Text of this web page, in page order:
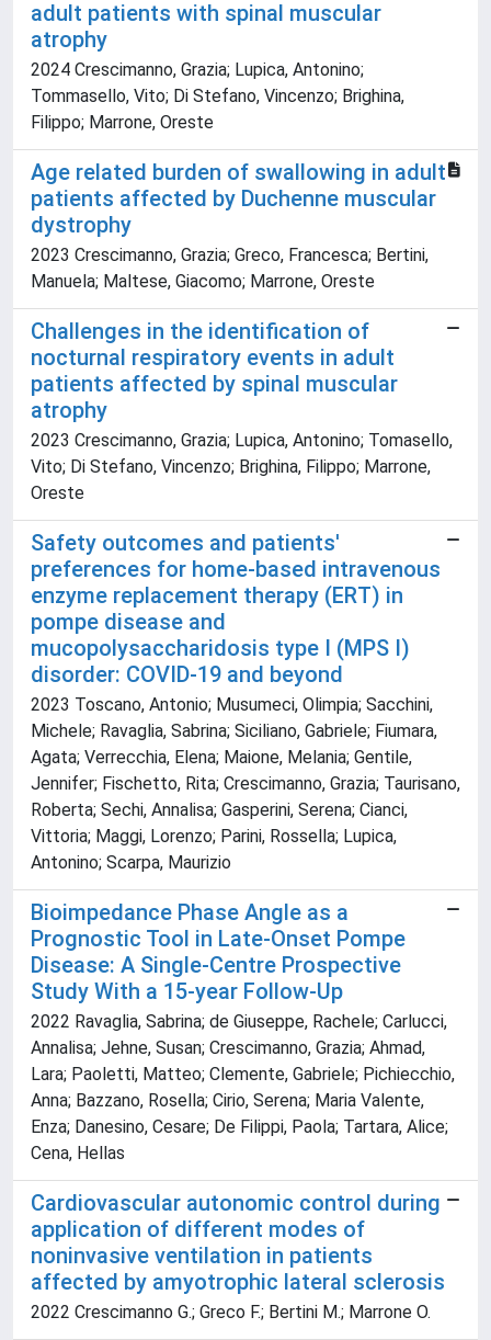
adult patients with spinal muscular
atrophy
2024 Crescimanno, Grazia; Lupica, Antonino;
Tommasello, Vito; Di Stefano, Vincenzo; Brighina,
Filippo; Marrone, Oreste
Age related burden of swallowing in adult
patients affected by Duchenne muscular
dystrophy
2023 Crescimanno, Grazia; Greco, Francesca; Bertini,
Manuela; Maltese, Giacomo; Marrone, Oreste
Challenges in the identification of
nocturnal respiratory events in adult
patients affected by spinal muscular
atrophy
2023 Crescimanno, Grazia; Lupica, Antonino; Tomasello,
Vito; Di Stefano, Vincenzo; Brighina, Filippo; Marrone,
Oreste
Safety outcomes and patients'
preferences for home-based intravenous
enzyme replacement therapy (ERT) in
pompe disease and
mucopolysaccharidosis type I (MPS I)
disorder: COVID-19 and beyond
2023 Toscano, Antonio; Musumeci, Olimpia; Sacchini,
Michele; Ravaglia, Sabrina; Siciliano, Gabriele; Fiumara,
Agata; Verrecchia, Elena; Maione, Melania; Gentile,
Jennifer; Fischetto, Rita; Crescimanno, Grazia; Taurisano,
Roberta; Sechi, Annalisa; Gasperini, Serena; Cianci,
Vittoria; Maggi, Lorenzo; Parini, Rossella; Lupica,
Antonino; Scarpa, Maurizio
Bioimpedance Phase Angle as a
Prognostic Tool in Late-Onset Pompe
Disease: A Single-Centre Prospective
Study With a 15-year Follow-Up
2022 Ravaglia, Sabrina; de Giuseppe, Rachele; Carlucci,
Annalisa; Jehne, Susan; Crescimanno, Grazia; Ahmad,
Lara; Paoletti, Matteo; Clemente, Gabriele; Pichiecchio,
Anna; Bazzano, Rosella; Cirio, Serena; Maria Valente,
Enza; Danesino, Cesare; De Filippi, Paola; Tartara, Alice;
Cena, Hellas
Cardiovascular autonomic control during
application of different modes of
noninvasive ventilation in patients
affected by amyotrophic lateral sclerosis
2022 Crescimanno G.; Greco F.; Bertini M.; Marrone O.